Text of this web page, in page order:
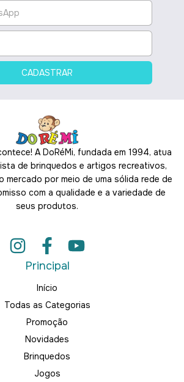
A DoRéMi, fundada em 1994, atua
de brinquedos e artigos recreativos,
mercado por meio de uma sólida rede de
com a qualidade e a variedade de
seus produtos.
Principal
Início
Todas as Categorias
Promoção
Novidades
Brinquedos
Jogos